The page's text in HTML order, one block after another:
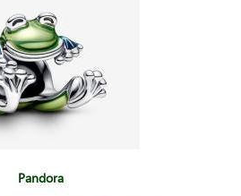
Pandora